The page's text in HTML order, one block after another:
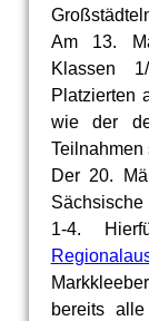
Am 13.
Klassen
Platzierten
wie der
Teilnahmen
Der 20.
1-4.
bereits